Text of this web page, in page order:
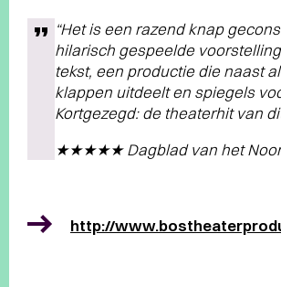
“Het is een razend knap
hilarisch gespeelde
tekst, een productie die naast
klappen uitdeelt en spiegels
Kortgezegd: de theaterhit van
★★★★★ Dagblad van het
http://